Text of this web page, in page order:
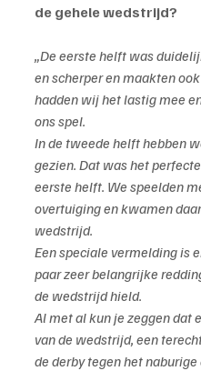
de gehele wedstrijd?
„De eerste helft was
en scherper en maakten
hadden wij het lastig mee
ons spel.
In de tweede helft hebben
gezien. Dat was het
eerste helft. We speelden
overtuiging en kwamen
wedstrijd.
Een speciale vermelding is
paar zeer belangrijke
de wedstrijd hield.
Al met al kun je zeggen dat
van de wedstrijd, een
de derby tegen het